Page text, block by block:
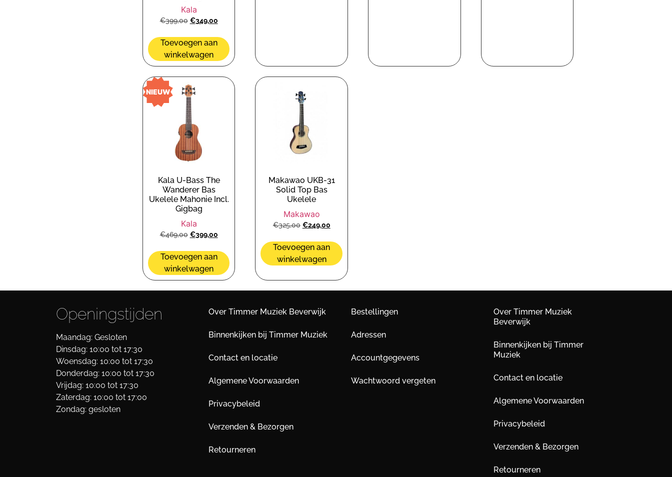
Kala
€399,00 €349,00
Toevoegen aan
winkelwagen
NIEUW
Kala U-Bass The
Wanderer Bas
Ukelele Mahonie Incl.
Gigbag
Kala
€469,00 €399,00
Toevoegen aan
winkelwagen
Makawao UKB-31
Solid Top Bas
Ukelele
Makawao
€325,00 €249,00
Toevoegen aan
winkelwagen
Openingstijden
Maandag: Gesloten
Dinsdag: 10:00 tot 17:30
Woensdag: 10:00 tot 17:30
Donderdag: 10:00 tot 17:30
Vrijdag: 10:00 tot 17:30
Zaterdag: 10:00 tot 17:00
Zondag: gesloten
Over Timmer Muziek Beverwijk
Binnenkijken bij Timmer Muziek
Contact en locatie
Algemene Voorwaarden
Privacybeleid
Verzenden & Bezorgen
Retourneren
Bestellingen
Adressen
Accountgegevens
Wachtwoord vergeten
Over Timmer Muziek
Beverwijk
Binnenkijken bij Timmer
Muziek
Contact en locatie
Algemene Voorwaarden
Privacybeleid
Verzenden & Bezorgen
Retourneren